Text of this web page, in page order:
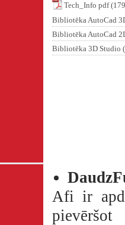
Tech_Info pdf
Bibliotēka AutoCad
Bibliotēka AutoCad
Bibliotēka 3D Studio
Afi ir